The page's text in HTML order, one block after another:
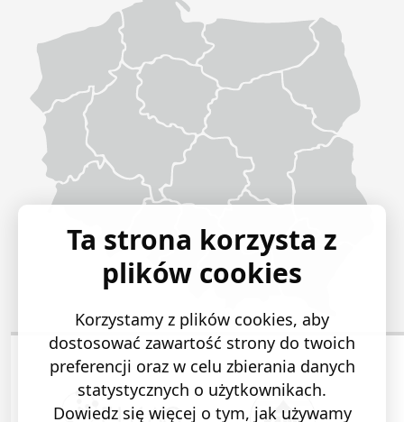
Ta strona korzysta z
plików cookies
Korzystamy z plików cookies, aby
dostosować zawartość strony do twoich
preferencji oraz w celu zbierania danych
statystycznych o użytkownikach.
Dowiedz się więcej o tym, jak używamy